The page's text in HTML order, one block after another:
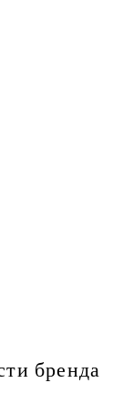
бренда